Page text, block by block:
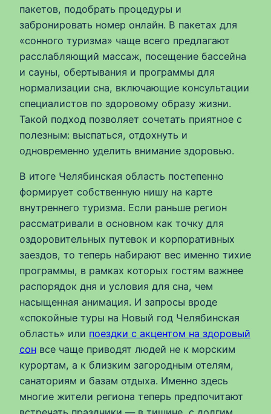
пакетов, подобрать процедуры и
забронировать номер онлайн. В пакетах для
«сонного туризма» чаще всего предлагают
расслабляющий массаж, посещение бассейна
и сауны, обертывания и программы для
нормализации сна, включающие консультации
специалистов по здоровому образу жизни.
Такой подход позволяет сочетать приятное с
полезным: выспаться, отдохнуть и
одновременно уделить внимание здоровью.
В итоге Челябинская область постепенно
формирует собственную нишу на карте
внутреннего туризма. Если раньше регион
рассматривали в основном как точку для
оздоровительных путевок и корпоративных
заездов, то теперь набирают вес именно тихие
программы, в рамках которых гостям важнее
распорядок дня и условия для сна, чем
насыщенная анимация. И запросы вроде
«спокойные туры на Новый год Челябинская
область» или поездки с акцентом на здоровый
сон все чаще приводят людей не к морским
курортам, а к близким загородным отелям,
санаториям и базам отдыха. Именно здесь
многие жители региона теперь предпочитают